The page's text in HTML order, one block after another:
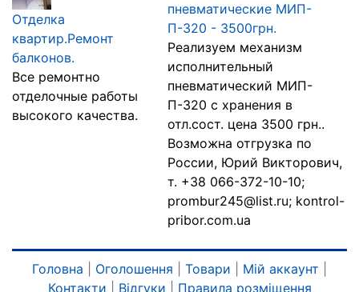
Отделка
квартир.Ремонт
балконов.
Все ремонтно
отделочные работы
высокого качества.
пневматические МИП-
П-320 - 3500грн.
Реализуем механизм
исполнительный
пневматический МИП-
П-320 с хранения в
отл.сост. цена 3500 грн..
Возможна отгрузка по
России, Юрий Викторович,
т. +38 066-372-10-10;
prombur245@list.ru; kontrol-
pribor.com.ua
Головна Оголошення Товари Мій аккаунт
Контакти
Відгуки Правила розміщення